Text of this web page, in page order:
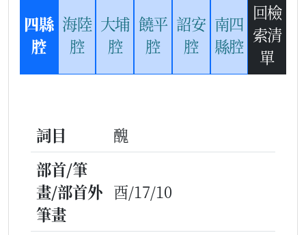
四縣
腔
海陸
腔
大埔
腔
饒平
腔
詔安
腔
南四
縣腔
回檢
索清
單
詞目
醜
部首/筆
畫/部首外
筆畫
酉/17/10